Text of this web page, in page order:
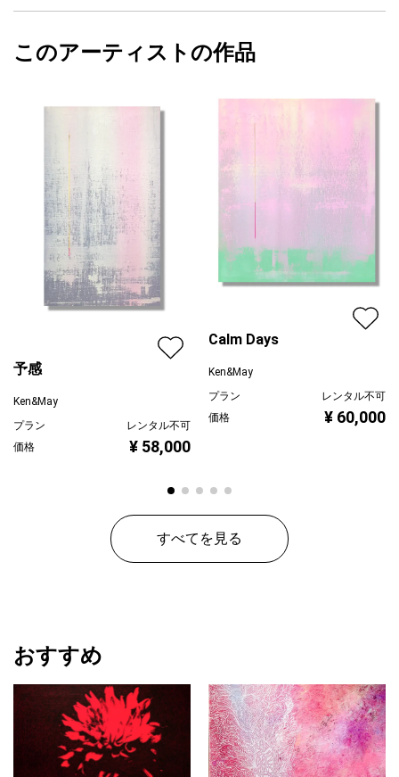
カラー
カラフル
ジャンル
動物・生き物
配送目安
フォローする
Ken&May
このアーティストの作品
予感
Ken&May
プラン
レンタル不可
価格
¥ 58,000
Calm Days
Ken&May
プラン
レンタル不可
価格
¥ 60,000
すべてを見る
おすすめ